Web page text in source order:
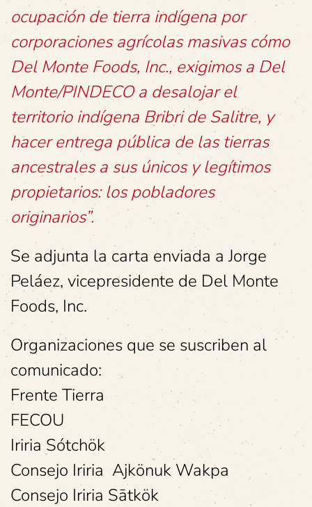
ocupación de tierra indígena por
corporaciones agrícolas masivas cómo
Del Monte Foods, Inc., exigimos a Del
Monte/PINDECO a desalojar el
territorio indígena Bribri de Salitre, y
hacer entrega pública de las tierras
ancestrales a sus únicos y legítimos
propietarios: los pobladores
originarios”.
Se adjunta la carta enviada a Jorge
Peláez, vicepresidente de Del Monte
Foods, Inc.
Organizaciones que se suscriben al
comunicado:
Frente Tierra
FECOU
Iriria Sótchök
Consejo Iriria Ajkönuk Wakpa
Consejo Iriria Sātkök